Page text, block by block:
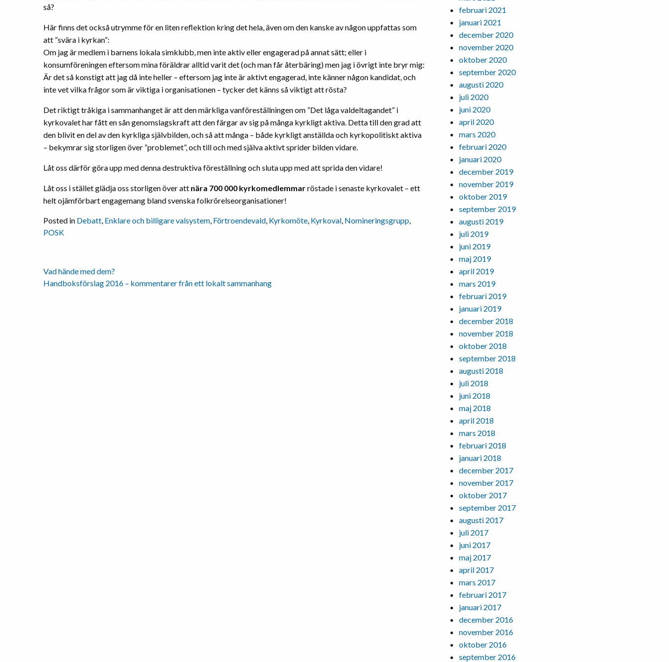
så?
Här finns det också utrymme för en liten reflektion kring det hela, även om den kanske av någon uppfattas som
att ”svära i kyrkan”:
Om jag är medlem i barnens lokala simklubb, men inte aktiv eller engagerad på annat sätt; eller i
konsumföreningen eftersom mina föräldrar alltid varit det (och man får återbäring) men jag i övrigt inte bryr mig:
Är det så konstigt att jag då inte heller – eftersom jag inte är aktivt engagerad, inte känner någon kandidat, och
inte vet vilka frågor som är viktiga i organisationen – tycker det känns så viktigt att rösta?
Det riktigt tråkiga i sammanhanget är att den märkliga vanföreställningen om ”Det låga valdeltagandet” i
kyrkovalet har fått en sån genomslagskraft att den färgar av sig på många kyrkligt aktiva. Detta till den grad att
den blivit en del av den kyrkliga självbilden, och så att många – både kyrkligt anställda och kyrkopolitiskt aktiva
– bekymrar sig storligen över ”problemet”, och till och med själva aktivt sprider bilden vidare.
Låt oss därför göra upp med denna destruktiva föreställning och sluta upp med att sprida den vidare!
Låt oss i stället glädja oss storligen över att nära 700 000 kyrkomedlemmarröstade i senaste kyrkovalet – ett
helt ojämförbart engagemang bland svenska folkrörelseorganisationer!
Posted in Debatt, Enklare och billigare valsystem, Förtroendevald, Kyrkomöte, Kyrkoval, Nomineringsgrupp,
POSK
Inläggsnavigering
Vad hände med dem?
Handboksförslag 2016 – kommentarer från ett lokalt sammanhang
februari 2021
januari 2021
december 2020
november 2020
oktober 2020
september 2020
augusti 2020
juli 2020
juni 2020
april 2020
mars 2020
februari 2020
januari 2020
december 2019
november 2019
oktober 2019
september 2019
augusti 2019
juli 2019
juni 2019
maj 2019
april 2019
mars 2019
februari 2019
januari 2019
december 2018
november 2018
oktober 2018
september 2018
augusti 2018
juli 2018
juni 2018
maj 2018
april 2018
mars 2018
februari 2018
januari 2018
december 2017
november 2017
oktober 2017
september 2017
augusti 2017
juli 2017
juni 2017
maj 2017
april 2017
mars 2017
februari 2017
januari 2017
december 2016
november 2016
oktober 2016
september 2016